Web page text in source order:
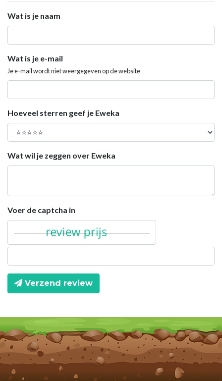
Wat is je naam
Wat is je e-mail
Je e-mail wordt niet weergegeven op de website
Hoeveel sterren geef je Eweka
Wat wil je zeggen over Eweka
Voer de captcha in
Verzend review